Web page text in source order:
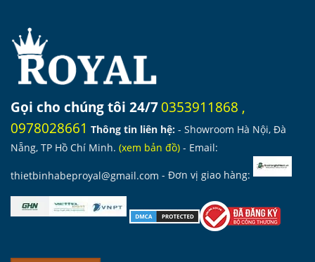
Gọi cho chúng tôi 24/70353911868 ,
0978028661 Thông tin liên hệ: - Showroom Hà Nội, Đà
Nẵng, TP Hồ Chí Minh. (xem bản đồ) - Email:
thietbinhabeproyal@gmail.com - Đơn vị giao hàng: